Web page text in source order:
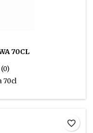
70CL
(0)
70cl
favorite_border